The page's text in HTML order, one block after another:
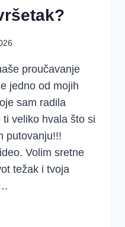
proučavanje
jedno od mojih
sam radila
veliko hvala što si
putovanju!!!
Volim sretne
težak i tvoja